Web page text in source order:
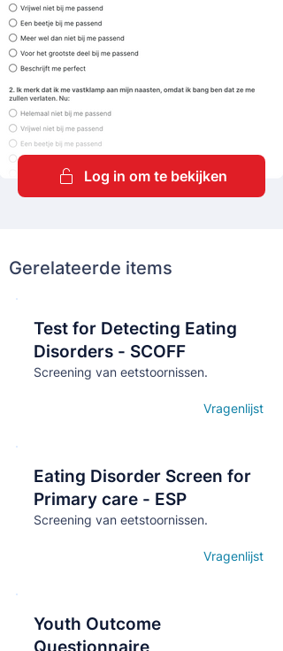
Log in om te bekijken
Gerelateerde items
Test for Detecting Eating
Disorders - SCOFF
Screening van eetstoornissen.
Кнопка
Vragenlijst
Eating Disorder Screen for
Primary care - ESP
Screening van eetstoornissen.
Кнопка
Vragenlijst
Youth Outcome
Кнопка